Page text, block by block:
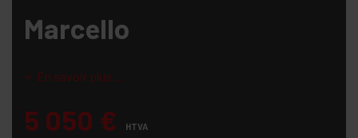
Marcello
En savoir plus ...
5 050 € HTVA